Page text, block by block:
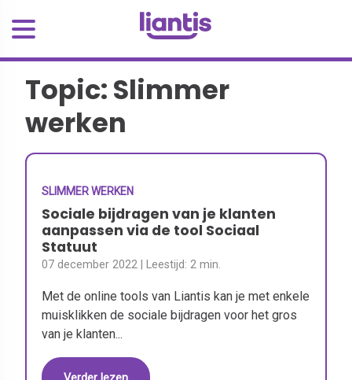
Topic: Slimmer
werken
SLIMMER WERKEN
Sociale bijdragen van je klanten
aanpassen via de tool Sociaal
Statuut
07 december 2022 | Leestijd:2 min.
Met de online tools van Liantis kan je met enkele
muisklikken de sociale bijdragen voor het gros
van je klanten...